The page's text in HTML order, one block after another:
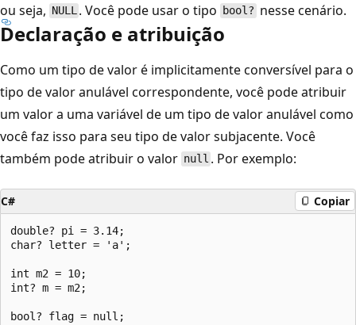
ou seja, NULL . Você pode usar o tipo bool? nesse cenário.
Declaração e atribuição
Como um tipo de valor é implicitamente conversível para o
tipo de valor anulável correspondente, você pode atribuir
um valor a uma variável de um tipo de valor anulável como
você faz isso para seu tipo de valor subjacente. Você
também pode atribuir o valor null . Por exemplo:
C# Copiar
double? pi = 3.14;
char? letter = 'a';
int m2 = 10;
int? m = m2;
bool? flag = null;